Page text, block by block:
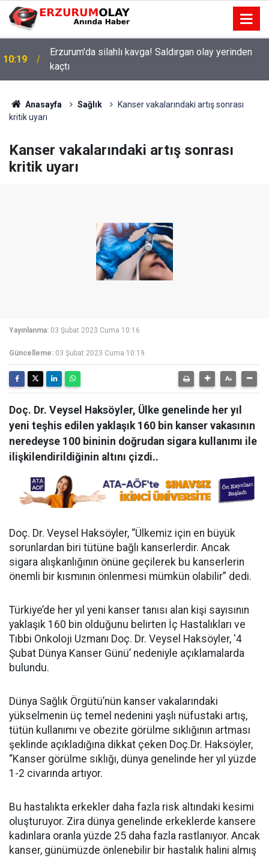
10:19
Erzurum'da silahlı kavga! Saldırgan olay yerinden
kaçtı
23:40
İskele'de Satılık Ev Fırsatlarıyla Yüzde Yüz Kazanç
Sağlayın
Anasayfa Sağlık
Kanser vakalarındaki artış sonrası
kritik uyarı
Kanser vakalarındaki artış sonrası
kritik uyarı
Yayınlanma: 03 Şubat 2023 Cuma 10:16
Güncelleme: 03 Şubat 2023 Cuma 10:19
Doç. Dr. Veysel Haksöyler, Ülke genelinde her yıl
yeni teşhis edilen yaklaşık 160 bin kanser vakasının
neredeyse 100 bininin doğrudan sigara kullanımı ile
ilişkilendirildiğinin altını çizdi..
Doç. Dr. Veysel Haksöyler, “Ülkemiz için en büyük
sorunlardan biri tütüne bağlı kanserlerdir. Ancak
sigara alışkanlığının önüne geçilerek bu kanserlerin
önemli bir kısmının önlenmesi mümkün olabilir” dedi.
Türkiye’de her yıl yeni kanser tanısı alan kişi sayısının
yaklaşık 160 bin olduğunu belirten İç Hastalıkları ve
Tıbbi Onkoloji Uzmanı Doç. Dr. Veysel Haksöyler, '4
Şubat Dünya Kanser Günü’ nedeniyle açıklamalarda
bulundu.
Dünya Sağlık Örgütü’nün kanser vakalarındaki
yükselmenin üç temel nedenini yaşlı nüfustaki artış,
tütün kullanımı ve obezite görülme sıklığının artması
şeklinde açıkladığına dikkat çeken Doç.Dr. Haksöyler,
“Kanser görülme sıklığı, dünya genelinde her yıl yüzde
1-2 civarında artıyor.
Bu hastalıkta erkekler daha fazla risk altındaki kesimi
oluşturuyor. Zira dünya genelinde erkeklerde kansere
kadınlara oranla yüzde 25 daha fazla rastlanıyor. Ancak
kanser, günümüzde önlenebilir bir hastalık halini almış